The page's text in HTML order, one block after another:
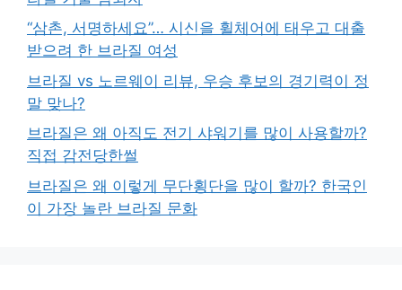
“삼촌, 서명하세요”… 시신을 휠체어에 태우고 대출
받으려 한 브라질 여성
브라질 vs 노르웨이 리뷰, 우승 후보의 경기력이 정
말 맞나?
브라질은 왜 아직도 전기 샤워기를 많이 사용할까?
직접 감전당한썰
브라질은 왜 이렇게 무단횡단을 많이 할까? 한국인
이 가장 놀란 브라질 문화